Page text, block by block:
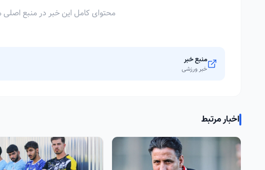
محتوای کامل این خبر در منبع
منبع خبر
خبر ورزشی
اخبار مرتبط